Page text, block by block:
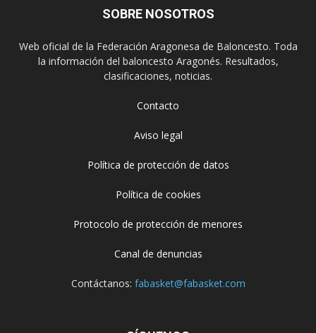
SOBRE NOSOTROS
Web oficial de la Federación Aragonesa de Baloncesto. Toda
la información del baloncesto Aragonés. Resultados,
clasificaciones, noticias.
Contacto
Aviso legal
Política de protección de datos
Política de cookies
Protocolo de protección de menores
Canal de denuncias
Contáctanos: fabasket@fabasket.com